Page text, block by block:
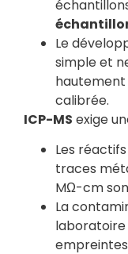
Le
simple et
hautement
calibrée.
ICP-MS exige
Les
traces
MΩ-cm
La